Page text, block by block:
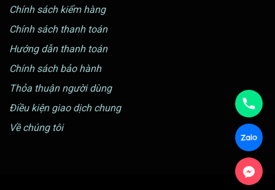
Chính sách kiểm hàng
Chính sách thanh toán
Hướng dẫn thanh toán
Chính sách bảo hành
Thỏa thuận người dùng
Điều kiện giao dịch chung
Về chúng tôi